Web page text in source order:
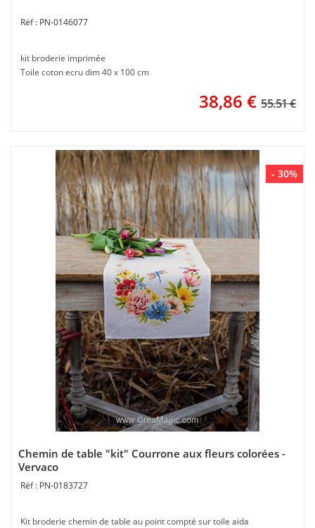
PN-0146077
kit broderie imprimée
Toile coton ecru dim 40 x 100 cm
38,86 € 55.51 €
- 30%
Chemin de table "kit" Courrone aux fleurs colorées -
Vervaco
PN-0183727
Kit broderie chemin de table au point compté sur toile aida